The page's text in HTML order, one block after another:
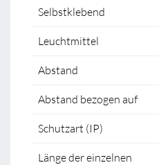
Selbstklebend
Leuchtmittel
Abstand
Abstand bezogen auf
Schutzart (IP)
Länge der einzelnen